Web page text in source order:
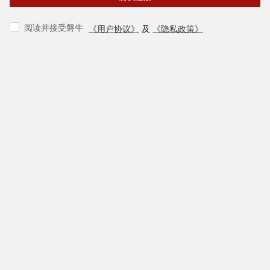
阅读并接受磐牛 《用户协议》 及 《隐私政策》